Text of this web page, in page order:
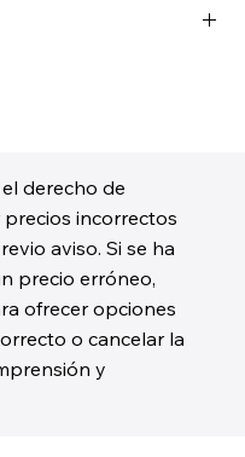
derecho de
incorrectos
aviso. Si se ha
precio erróneo,
ofrecer opciones
o cancelar la
y